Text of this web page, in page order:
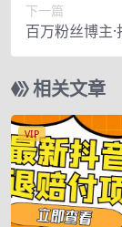
下一篇
百万粉丝博主
找素材爆款制
相关文章
VIP